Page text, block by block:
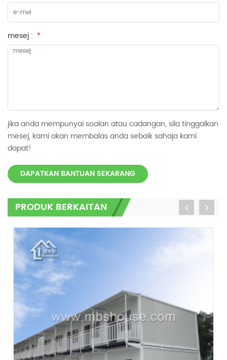
mesej : *
jika anda mempunyai soalan atau cadangan, sila tinggalkan
mesej, kami akan membalas anda sebaik sahaja kami
dapat!
DAPATKAN BANTUAN SEKARANG
PRODUK BERKAITAN